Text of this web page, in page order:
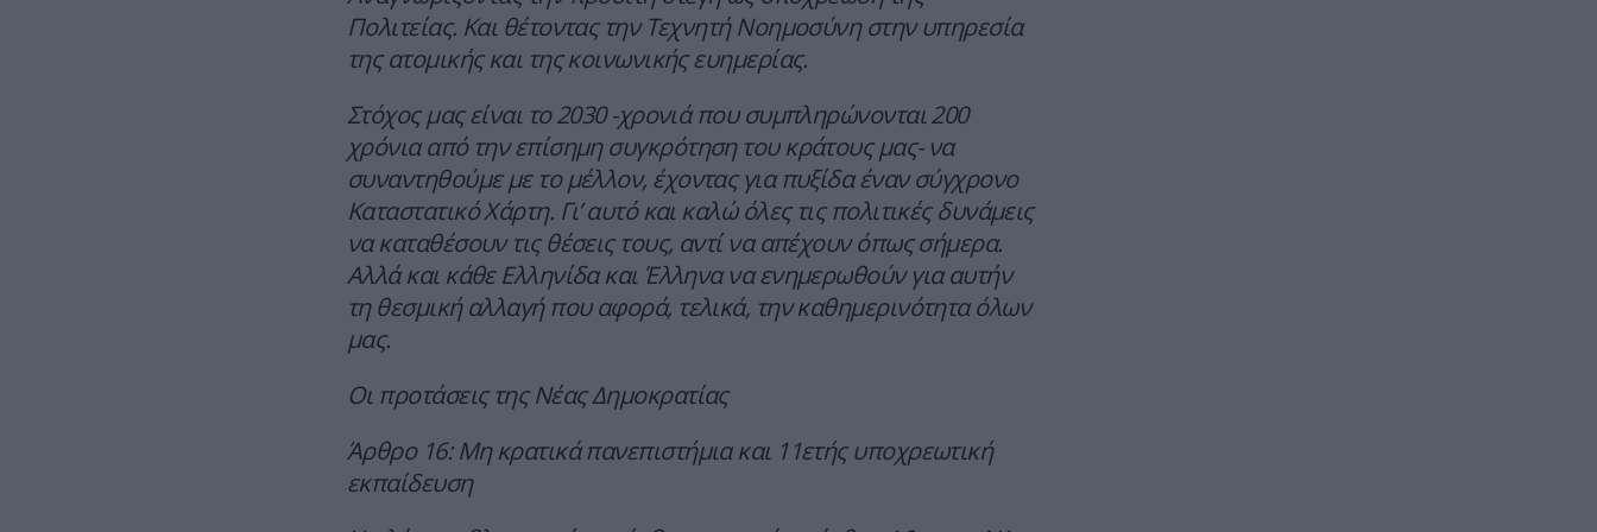
Πολιτείας. Και θέτοντας την Τεχνητή Νοημοσύνη στην υπηρεσία
της ατομικής και της κοινωνικής ευημερίας.
Στόχος μας είναι το 2030 -χρονιά που συμπληρώνονται 200
χρόνια από την επίσημη συγκρότηση του κράτους μας- να
συναντηθούμε με το μέλλον, έχοντας για πυξίδα έναν σύγχρονο
Καταστατικό Χάρτη. Γι’ αυτό και καλώ όλες τις πολιτικές δυνάμεις
να καταθέσουν τις θέσεις τους, αντί να απέχουν όπως σήμερα.
Αλλά και κάθε Ελληνίδα και Έλληνα να ενημερωθούν για αυτήν
τη θεσμική αλλαγή που αφορά, τελικά, την καθημερινότητα όλων
μας.
Οι προτάσεις της Νέας Δημοκρατίας
Άρθρο 16: Μη κρατικά πανεπιστήμια και 11ετής υποχρεωτική
εκπαίδευση